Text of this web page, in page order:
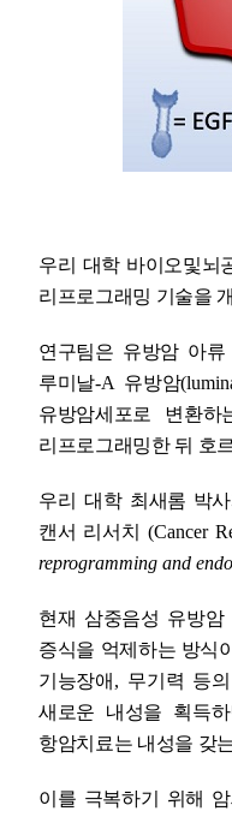
우리 대학 바이오및뇌
리프로그래밍 기술을
연구팀은 유방암 아
루미날-A 유방암
유방암세포로 변환
리프로그래밍한 뒤 호
우리 대학 최새롬 박
캔서 리서치 (Cancer
reprogramming and
현재 삼중음성 유방
증식을 억제하는 방식
기능장애 , 무기력 등
새로운 내성을 획득
항암치료는 내성을 갖
이를 극복하기 위해